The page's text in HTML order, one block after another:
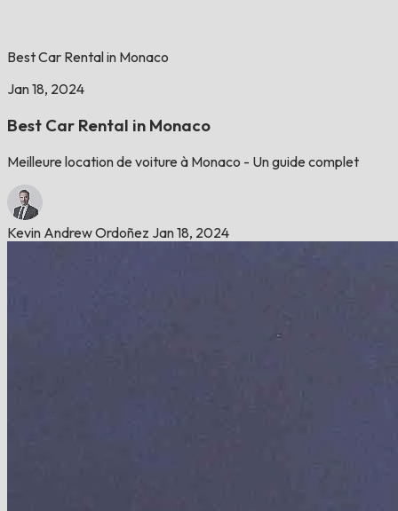
Best Car Rental in Monaco
Jan 18, 2024
Best Car Rental in Monaco
Meilleure location de voiture à Monaco - Un guide complet
Kevin Andrew Ordoñez Jan 18, 2024